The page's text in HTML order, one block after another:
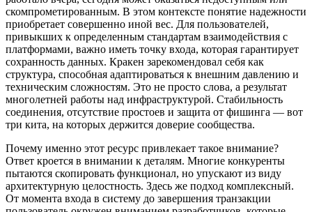
скомпрометированным. В этом контексте понятие надежности
приобретает совершенно иной вес. Для пользователей,
привыкших к определенным стандартам взаимодействия с
платформами, важно иметь точку входа, которая гарантирует
сохранность данных. Кракен зарекомендовал себя как
структура, способная адаптироваться к внешним давлению и
техническим сложностям. Это не просто слова, а результат
многолетней работы над инфраструктурой. Стабильность
соединения, отсутствие простоев и защита от фишинга — вот
три кита, на которых держится доверие сообщества.
Почему именно этот ресурс привлекает такое внимание?
Ответ кроется в внимании к деталям. Многие конкуренты
пытаются скопировать функционал, но упускают из виду
архитектурную целостность. Здесь же подход комплексный.
От момента входа в систему до завершения транзакции